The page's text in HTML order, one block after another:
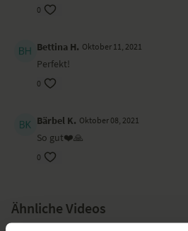
ist es möglich, dass die Video- oder
0
Bettina H. Oktober 11, 2021
Perfekt!
0
Bärbel K. Oktober 08, 2021
So gut❤️🙏
0
Ähnliche Videos